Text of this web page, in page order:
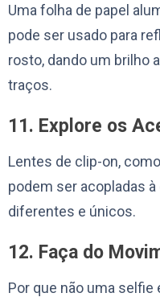
Uma folha de papel
pode ser usado para
rosto, dando um brilho
traços.
11. Explore os
Lentes de clip-on,
podem ser acopladas
diferentes e únicos.
12. Faça do
Por que não uma selfie